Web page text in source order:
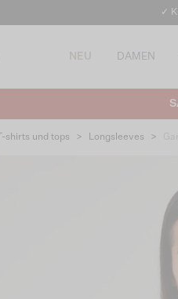
✓
NEU DAMEN
T-shirts und tops > Longsleeves >